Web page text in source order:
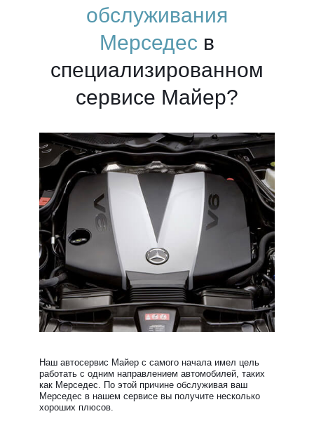
обслуживания
Мерседес в
специализированном
сервисе Майер?
Наш автосервис Майер с самого начала имел цель
работать с одним направлением автомобилей, таких
как Мерседес. По этой причине обслуживая ваш
Мерседес в нашем сервисе вы получите несколько
хороших плюсов.